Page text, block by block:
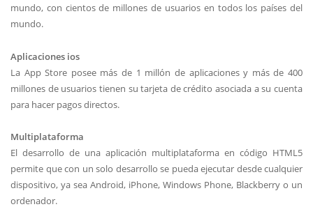
mundo, con cientos de millones de usuarios en todos los países del
mundo.
Aplicaciones ios
La App Store posee más de 1 millón de aplicaciones y más de 400
millones de usuarios tienen su tarjeta de crédito asociada a su cuenta
para hacer pagos directos.
Multiplataforma
El desarrollo de una aplicación multiplataforma en código HTML5
permite que con un solo desarrollo se pueda ejecutar desde cualquier
dispositivo, ya sea Android, iPhone, Windows Phone, Blackberry o un
ordenador.